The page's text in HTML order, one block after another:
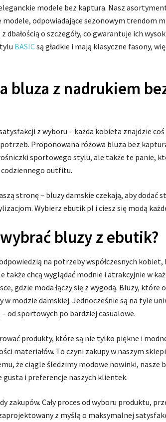
modele bez kaptura. Nasz
odpowiadające sezonowym trendom
dbałością o szczegóły, co gwarantuje ich
BASICsą gładkie i mają klasyczne fasony,
bluza z nadrukiem
z wyboru – każda kobieta znajdzie coś
Proponowana różowa bluza bez
sportowego stylu, ale także te panie,
outfitu.
stronę – bluzy damskie czekają, aby dodać
Wybierz ebutik.pl i ciesz się modą
bluzy z ebutik?
na potrzeby współczesnych kobiet,
chcą wyglądać modnie i atrakcyjnie w
gdzie moda łączy się z wygodą. Bluzy, które
modzie damskiej. Jednocześnie są na tyle
od sportowych po bardziej casualowe.
produkty, które są nie tylko piękne i
materiałów. To czyni zakupy w naszym
że ciągle śledzimy modowe nowinki, nasze
gusta i preferencje naszych klientek.
zakupów. Cały proces od wyboru produktu,
z myślą o maksymalnej